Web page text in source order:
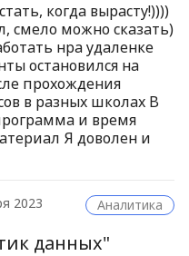
когда вырасту!))))
смело можно сказать)
нра удаленке
остановился на
прохождения
в разных школах В
и время
Я доволен и
2023 Аналитика
данных"